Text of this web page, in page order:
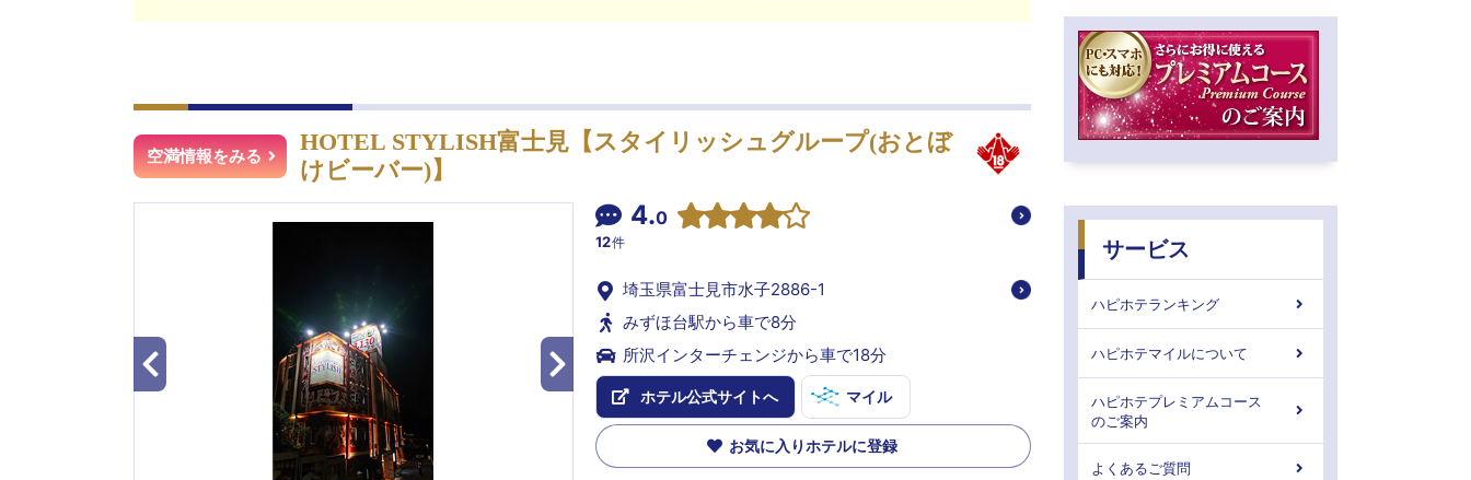
空満情報をみる
HOTEL STYLISH富士見【スタイリッシュグループ(おとぼ
けビーバー)】
4.0
12件
埼玉県富士見市水子2886-1
みずほ台駅から車で8分
所沢インターチェンジから車で18分
ホテル公式サイトへ マイル
お気に入りホテルに登録
サービス
ハピホテランキング
ハピホテマイルについて
ハピホテプレミアムコース
のご案内
よくあるご質問